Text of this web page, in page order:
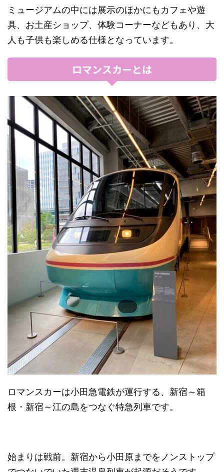
ミュージアムの中には展示のほかにもカフェや遊
具、お土産ショップ、体験コーナーなどもあり、大
人も子供も楽しめる仕様となっています。
ロマンスカーとは
ロマンスカーは小田急電鉄が運行する、新宿～箱
根・新宿～江の島をつなぐ特急列車です。
始まりは戦前。新宿から小田原までをノンストップ